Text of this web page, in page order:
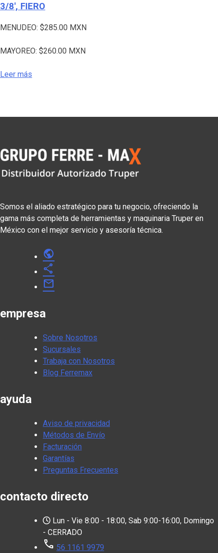
3/8′, FIERO
MENUDEO: $285.00 MXN
MAYOREO: $260.00 MXN
Leer más
Somos el aliado estratégico para tu negocio, ofreciendo la
gama más completa de herramientas y maquinaria Truper en
México con el mejor servicio y asesoría técnica.
public
share
mail
empresa
Sobre Nosotros
Sucursales
Trabaja con Nosotros
Blog Ferremax
ayuda
Aviso de privacidad
Métodos de Envío
Facturación
Garantías
Preguntas Frecuentes
contacto directo
Lun - Vie 8:00 - 18:00, Sab 9:00-16:00, Domingo
- CERRADO
call 56 1161 9979